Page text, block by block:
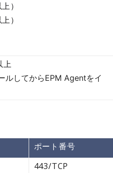
）
）
上
ルしてからEPM Agentをイ
ポート番号
443/TCP